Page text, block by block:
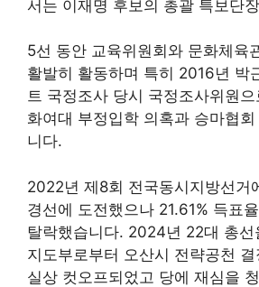
서는 이재명 후보의 총괄 특보단
5선 동안 교육위원회와 문화체육
활발히 활동하며 특히 2016년 박
트 국정조사 당시 국정조사위원
화여대 부정입학 의혹과 승마협
니다.
2022년 제8회 전국동시지방선거
경선에 도전했으나 21.61% 득표
탈락했습니다. 2024년 22대 총선
지도부로부터 오산시 전략공천
실상 컷오프되었고 당에 재심을